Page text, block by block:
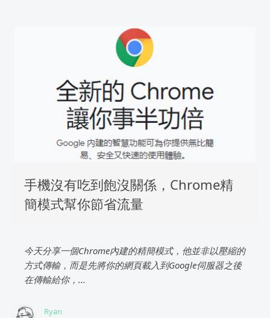
手機沒有吃到飽沒關係，Chrome精
簡模式幫你節省流量
今天分享一個Chrome內建的精簡模式，他並非以壓縮的
方式傳輸，而是先將你的網頁載入到Google伺服器之後
在傳輸給你，...
Ryan